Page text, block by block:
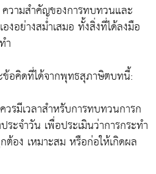
วามสำคัญของการทบทวนและ
งอย่างสม่ำเสมอ ทั้งสิ่งที่ได้ลงมือ
ำ
ข้อคิดที่ได้จากพุทธสุภาษิตบทนี้:
วรมีเวลาสำหรับการทบทวนการก
ะจำวัน เพื่อประเมินว่าการกระทำ
ต้อง เหมาะสม หรือก่อให้เกิดผล